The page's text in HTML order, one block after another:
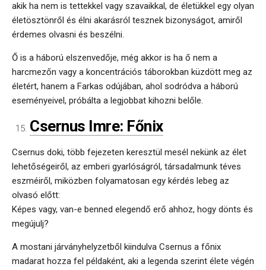
akik ha nem is tettekkel vagy szavaikkal, de életükkel egy olyan
életösztönről és élni akarásról tesznek bizonyságot, amiről
érdemes olvasni és beszélni.
Ő is a háború elszenvedője, még akkor is ha ő nem a
harcmezőn vagy a koncentrációs táborokban küzdött meg az
életért, hanem a Farkas odújában, ahol sodródva a háború
eseményeivel, próbálta a legjobbat kihozni belőle.
Csernus Imre: Főnix
Csernus doki, több fejezeten keresztül mesél nekünk az élet
lehetőségeiről, az emberi gyarlóságról, társadalmunk téves
eszméiről, miközben folyamatosan egy kérdés lebeg az
olvasó előtt:
Képes vagy, van-e benned elegendő erő ahhoz, hogy dönts és
megújulj?
A mostani járványhelyzetből kiindulva Csernus a főnix
madarat hozza fel példaként, aki a legenda szerint élete végén